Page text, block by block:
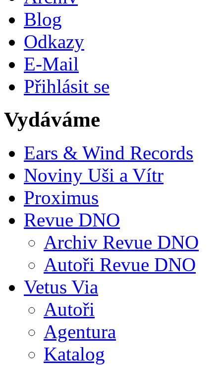
Blog
Odkazy
E-Mail
Přihlásit se
Vydáváme
Ears & Wind Records
Noviny Uši a Vítr
Proximus
Revue DNO
Archiv Revue DNO
Autoři Revue DNO
Vetus Via
Autoři
Agentura
Katalog